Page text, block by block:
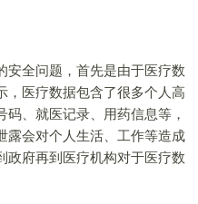
全问题，首先是由于医疗数
，医疗数据包含了很多个人高
、就医记录、用药信息等，
露会对个人生活、工作等造成
政府再到医疗机构对于医疗数